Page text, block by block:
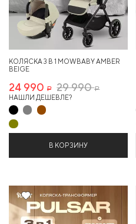
КОЛЯСКА 3 В 1 MOWBABY AMBER
BEIGE
24 990 Р 29 990Р
НАШЛИ ДЕШЕВЛЕ?
В КОРЗИНУ
6%